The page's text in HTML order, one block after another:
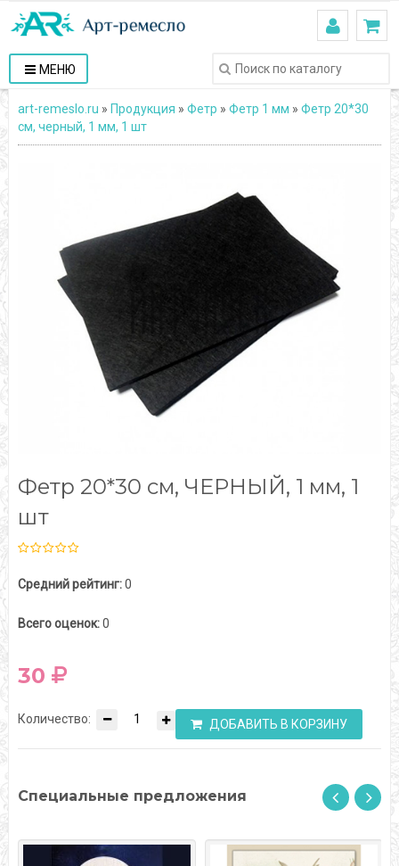
МЕНЮ
art-remeslo.ru » Продукция » Фетр » Фетр 1 мм » Фетр 20*30
см, черный, 1 мм, 1 шт
Фетр 20*30 см, ЧЕРНЫЙ, 1 мм, 1
шт
Средний рейтинг:0
Всего оценок:0
30
Количество: ДОБАВИТЬ В КОРЗИНУ
Специальные предложения